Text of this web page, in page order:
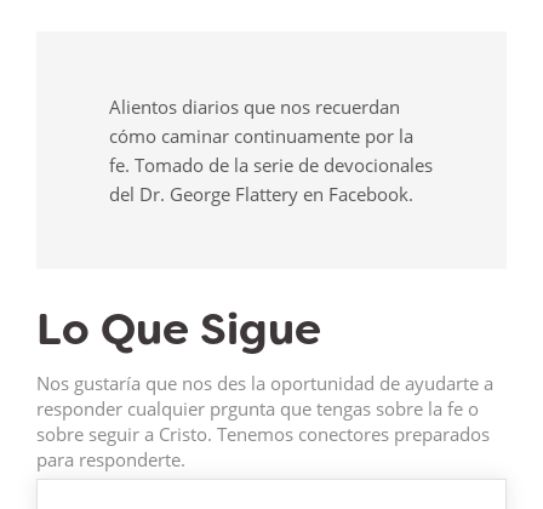
Alientos diarios que nos recuerdan
cómo caminar continuamente por la
fe. Tomado de la serie de devocionales
del Dr. George Flattery en Facebook.
Lo Que Sigue
Nos gustaría que nos des la oportunidad de ayudarte a
responder cualquier prgunta que tengas sobre la fe o
sobre seguir a Cristo. Tenemos conectores preparados
para responderte.